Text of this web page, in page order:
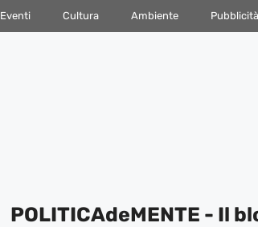
Eventi Cultura Ambiente Pubblicità
POLITICAdeMENTE - Il